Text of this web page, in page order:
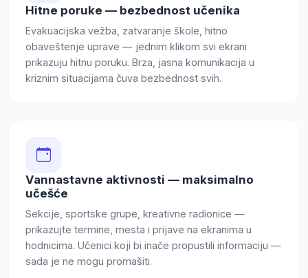
Hitne poruke — bezbednost učenika
Evakuacijska vežba, zatvaranje škole, hitno
obaveštenje uprave — jednim klikom svi ekrani
prikazuju hitnu poruku. Brza, jasna komunikacija u
kriznim situacijama čuva bezbednost svih.
Vannastavne aktivnosti — maksimalno
učešće
Sekcije, sportske grupe, kreativne radionice —
prikazujte termine, mesta i prijave na ekranima u
hodnicima. Učenici koji bi inače propustili informaciju —
sada je ne mogu promašiti.